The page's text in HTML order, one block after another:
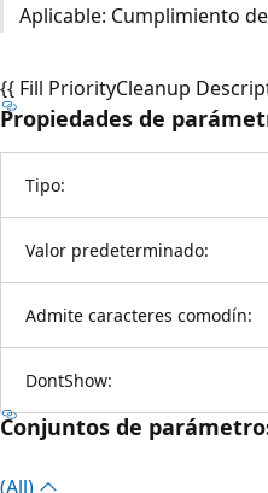
Aplicable: Cumplimiento
{{ Fill PriorityCleanup
Propiedades de
Tipo:
Valor predeterminado:
Admite caracteres comodín:
DontShow:
Conjuntos de
(All)